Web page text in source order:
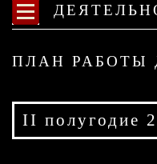
ПЛАН РАБОТЫ
II полугодие